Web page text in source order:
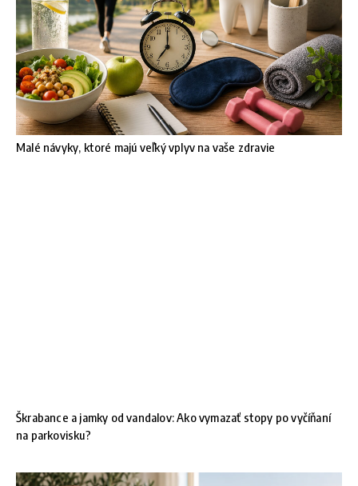
Malé návyky, ktoré majú veľký vplyv na vaše zdravie
Škrabance a jamky od vandalov: Ako vymazať stopy po vyčíňaní
na parkovisku?